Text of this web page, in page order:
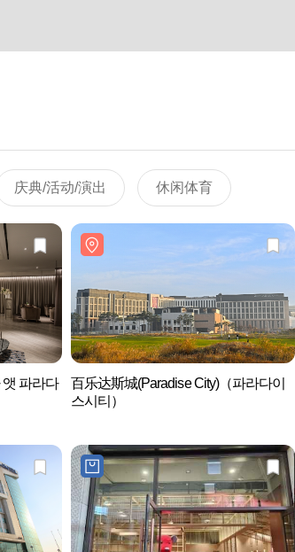
庆典/活动/演出 休闲体育
앳 파라다
百乐达斯城(Paradise City)（파라다이
스시티）